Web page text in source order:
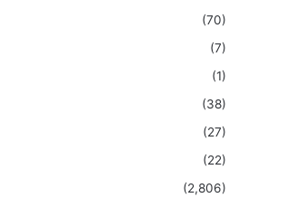
(70)
(7)
(1)
(38)
(27)
(22)
(2,806)